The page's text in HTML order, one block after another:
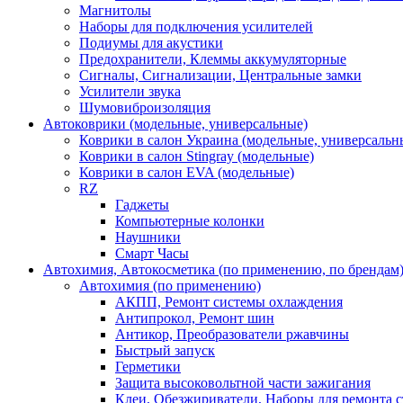
Магнитолы
Наборы для подключения усилителей
Подиумы для акустики
Предохранители, Клеммы аккумуляторные
Сигналы, Сигнализации, Центральные замки
Усилители звука
Шумовиброизоляция
Автоковрики (модельные, универсальные)
Коврики в салон Украина (модельные,
Коврики в салон Stingray (модельные)
Коврики в салон EVA (модельные)
RZ
Гаджеты
Компьютерные колонки
Наушники
Смарт Часы
Автохимия, Автокосметика (по применению, по брендам)
Автохимия (по применению)
АКПП, Ремонт системы охлаждения
Антипрокол, Ремонт шин
Антикор, Преобразователи ржавчины
Быстрый запуск
Герметики
Защита высоковольтной части зажигания
Клеи, Обезжириватели, Наборы для ремонта